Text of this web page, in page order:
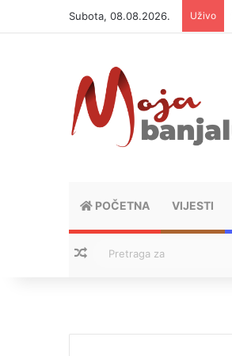
Subota, 08.08.2026. Uživo
POČETNA VIJESTI
Nasumični tekstovi